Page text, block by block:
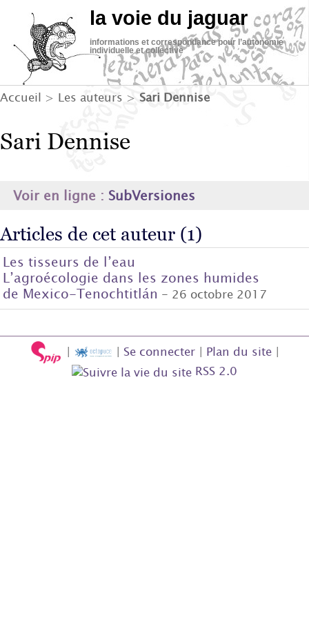
la voie du jaguar
informations et correspondance pour l’autonomie
individuelle et collective
Accueil > Les auteurs > Sari Dennise
Sari Dennise
Voir en ligne : SubVersiones
Articles de cet auteur (1)
Les tisseurs de l’eau
L’agroécologie dans les zones humides
de Mexico-Tenochtitlán - 26 octobre 2017
| | Se connecter | Plan du site |
RSS 2.0